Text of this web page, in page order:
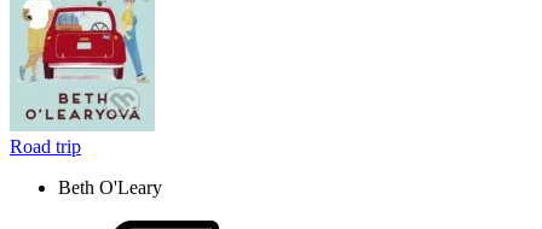
Road trip
Beth O'Leary